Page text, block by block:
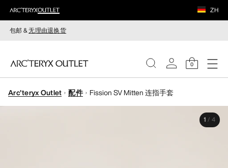
ZH
包邮 &无理由退换货
0
女装
Arc'teryx Outlet 配件 Fission SV Mitten 连指手套
1 / 4